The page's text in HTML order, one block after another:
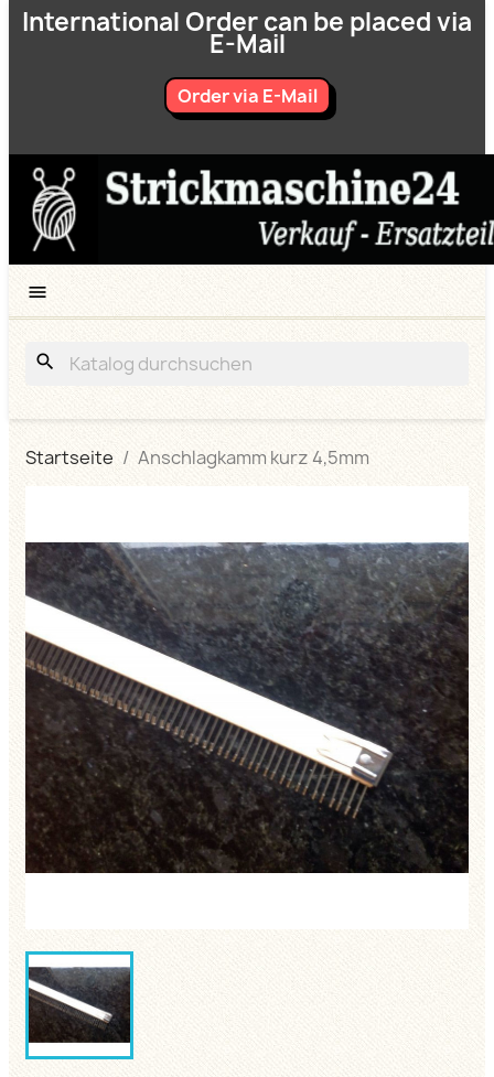
International Order can be placed via
E-Mail
Order via E-Mail

search
Startseite Anschlagkamm kurz 4,5mm